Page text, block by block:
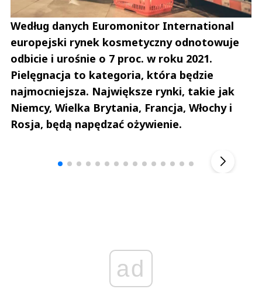
Według danych Euromonitor International
europejski rynek kosmetyczny odnotowuje
odbicie i urośnie o 7 proc. w roku 2021.
Pielęgnacja to kategoria, która będzie
najmocniejsza. Największe rynki, takie jak
Niemcy, Wielka Brytania, Francja, Włochy i
Rosja, będą napędzać ożywienie.
ad